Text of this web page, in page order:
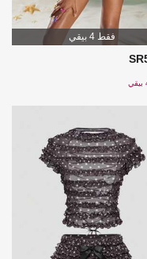
فقط 4 بيقي